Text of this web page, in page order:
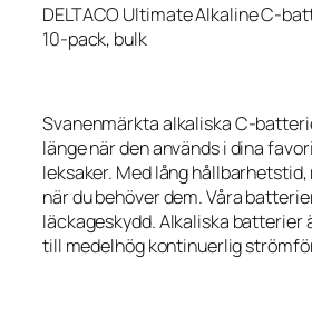
DELTACO Ultimate Alkaline C-
10-pack, bulk
Svanenmärkta alkaliska C-
länge när den används i dina
leksaker. Med lång
när du behöver dem. Våra
läckageskydd. Alkaliska batterier
till medelhög kontinuerlig